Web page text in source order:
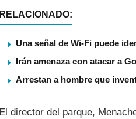
RELACIONADO:
Una señal de Wi-Fi puede
Irán amenaza con atacar a
Arrestan a hombre que
El director del parque,